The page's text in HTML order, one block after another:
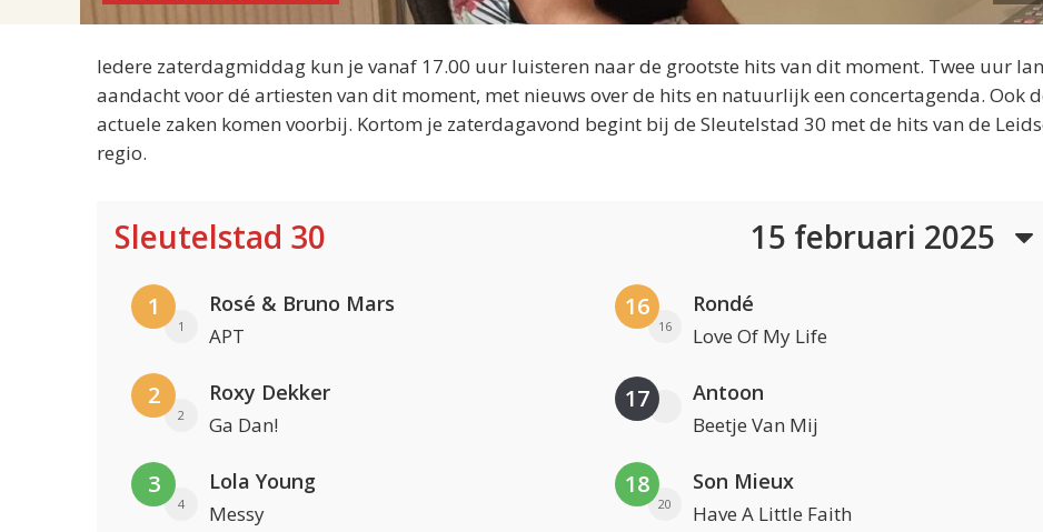
Iedere zaterdagmiddag kun je vanaf 17.00 uur luisteren naar de grootste hits van dit moment. Twee uur
aandacht voor dé artiesten van dit moment, met nieuws over de hits en natuurlijk een concertagenda. Ook
actuele zaken komen voorbij. Kortom je zaterdagavond begint bij de Sleutelstad 30 met de hits van de
regio.
Sleutelstad 30 15 februari 2025
1
1
Rosé & Bruno Mars
APT
2
2
Roxy Dekker
Ga Dan!
3
4
Lola Young
Messy
16
16
Rondé
Love Of My Life
17 Antoon
Beetje Van Mij
18
20
Son Mieux
Have A Little Faith